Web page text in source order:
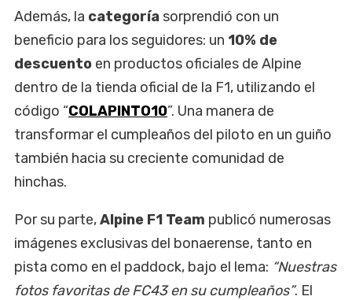
Además, la categoría sorprendió con un
beneficio para los seguidores: un 10% de
descuento en productos oficiales de Alpine
dentro de la tienda oficial de la F1, utilizando el
código “COLAPINTO10”. Una manera de
transformar el cumpleaños del piloto en un guiño
también hacia su creciente comunidad de
hinchas.
Por su parte,Alpine F1 Team publicó numerosas
imágenes exclusivas del bonaerense, tanto en
pista como en el paddock, bajo el lema: “Nuestras
fotos favoritas de FC43 en su cumpleaños”. El